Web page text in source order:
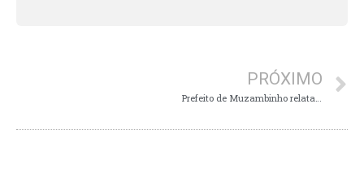
PRÓXIMO
Prefeito de Muzambinho relata obras e retorno às aulas